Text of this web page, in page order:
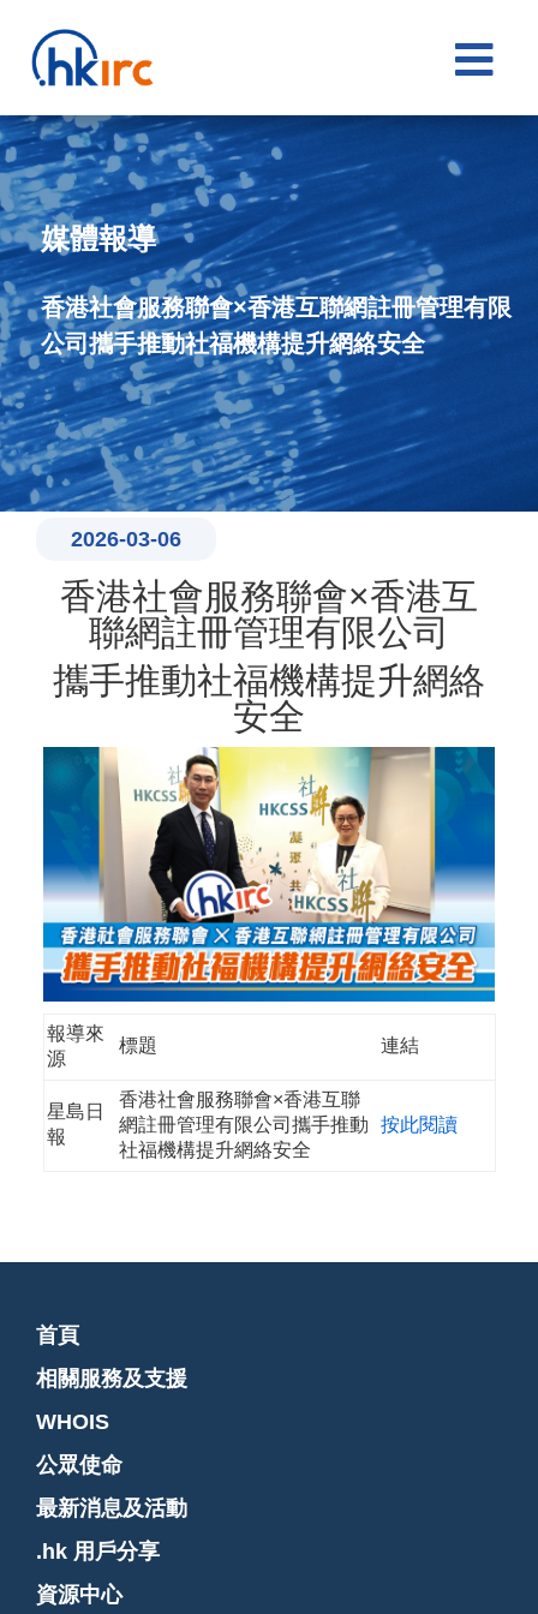

媒體報導
香港社會服務聯會×香港互聯網註冊管理有限
公司攜手推動社福機構提升網絡安全
2026-03-06
香港社會服務聯會×香港互
聯網註冊管理有限公司
攜手推動社福機構提升網絡
安全
報導來
源
標題 連結
星島日
報
香港社會服務聯會×香港互聯
網註冊管理有限公司攜手推動
社福機構提升網絡安全
按此閱讀
首頁
相關服務及支援
WHOIS
公眾使命
最新消息及活動
.hk 用戶分享
資源中心